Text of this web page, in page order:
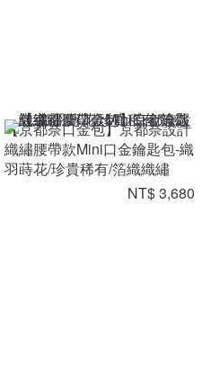
【京都奈口金包】京都奈設計
織繡腰帶款Mini口金鑰匙包-織
羽蒔花/珍貴稀有/箔織織繡
NT$ 3,680